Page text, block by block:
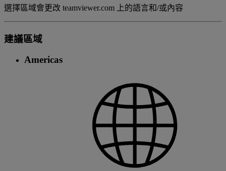
選擇區域會更改 teamviewer.com 上的語言和/或內容
建議區域
Americas